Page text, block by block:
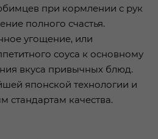
при кормлении с рук
полного счастья.
угощение, или
соуса к основному
вкуса привычных блюд.
японской технологии и
стандартам качества.